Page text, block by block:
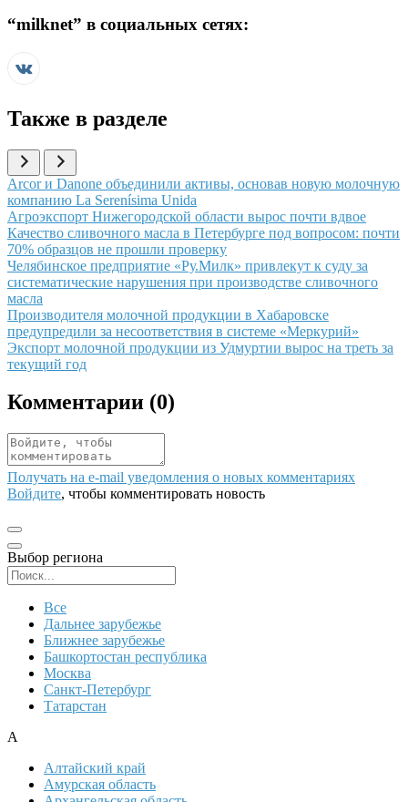
“milknet” в социальных сетях:
Также в разделе
Иллюстрация новости
Arcor и Danone объединили активы, основав новую молочную
компанию La Serenísima Unida
Иллюстрация новости
Агроэкспорт Нижегородской области вырос почти вдвое
Иллюстрация новости
Качество сливочного масла в Петербурге под вопросом: почти
70% образцов не прошли проверку
Иллюстрация новости
Челябинское предприятие «Ру.Милк» привлекут к суду за
систематические нарушения при производстве сливочного
масла
Иллюстрация новости
Производителя молочной продукции в Хабаровске
предупредили за несоответствия в системе «Меркурий»
Иллюстрация новости
Экспорт молочной продукции из Удмуртии вырос на треть за
текущий год
Комментарии (0)
Получать на e‑mail уведомления о новых комментариях
Войдите, чтобы комментировать новость
Выбор региона
Все
Дальнее зарубежье
Ближнее зарубежье
Башкортостан республика
Москва
Санкт-Петербург
Татарстан
А
Алтайский край
Амурская область